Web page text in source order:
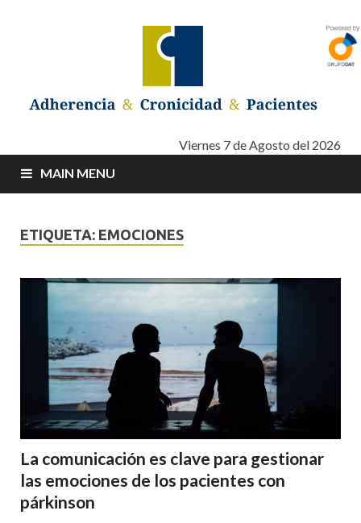
Adherencia –
Cronicidad –
Pacientes
Adherencia – Cronicidad – PacientesViernes 7 de Agosto del 2026
MAIN MENU
ETIQUETA: EMOCIONES
La comunicación es clave para gestionar
las emociones de los pacientes con
párkinson